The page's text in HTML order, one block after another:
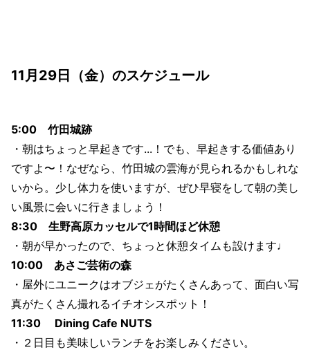
11月29日（金）のスケジュール
5:00 竹田城跡
・朝はちょっと早起きです...！でも、早起きする価値あり
ですよ〜！なぜなら、竹田城の雲海が見られるかもしれな
いから。少し体力を使いますが、ぜひ早寝をして朝の美し
い風景に会いに行きましょう！
8:30 生野高原カッセルで1時間ほど休憩
・朝が早かったので、ちょっと休憩タイムも設けます♩
10:00 あさご芸術の森
・屋外にユニークはオブジェがたくさんあって、面白い写
真がたくさん撮れるイチオシスポット！
11:30 Dining Cafe NUTS
・２日目も美味しいランチをお楽しみください。